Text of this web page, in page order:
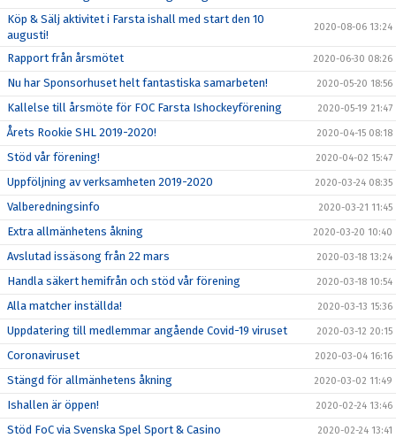
Köp & Sälj aktivitet i Farsta ishall med start den 10
augusti!
2020-08-06 13:24
Rapport från årsmötet 2020-06-30 08:26
Nu har Sponsorhuset helt fantastiska samarbeten! 2020-05-20 18:56
Kallelse till årsmöte för FOC Farsta Ishockeyförening 2020-05-19 21:47
Årets Rookie SHL 2019-2020! 2020-04-15 08:18
Stöd vår förening! 2020-04-02 15:47
Uppföljning av verksamheten 2019-2020 2020-03-24 08:35
Valberedningsinfo 2020-03-21 11:45
Extra allmänhetens åkning 2020-03-20 10:40
Avslutad issäsong från 22 mars 2020-03-18 13:24
Handla säkert hemifrån och stöd vår förening 2020-03-18 10:54
Alla matcher inställda! 2020-03-13 15:36
Uppdatering till medlemmar angående Covid-19 viruset 2020-03-12 20:15
Coronaviruset 2020-03-04 16:16
Stängd för allmänhetens åkning 2020-03-02 11:49
Ishallen är öppen! 2020-02-24 13:46
Stöd FoC via Svenska Spel Sport & Casino 2020-02-24 13:41